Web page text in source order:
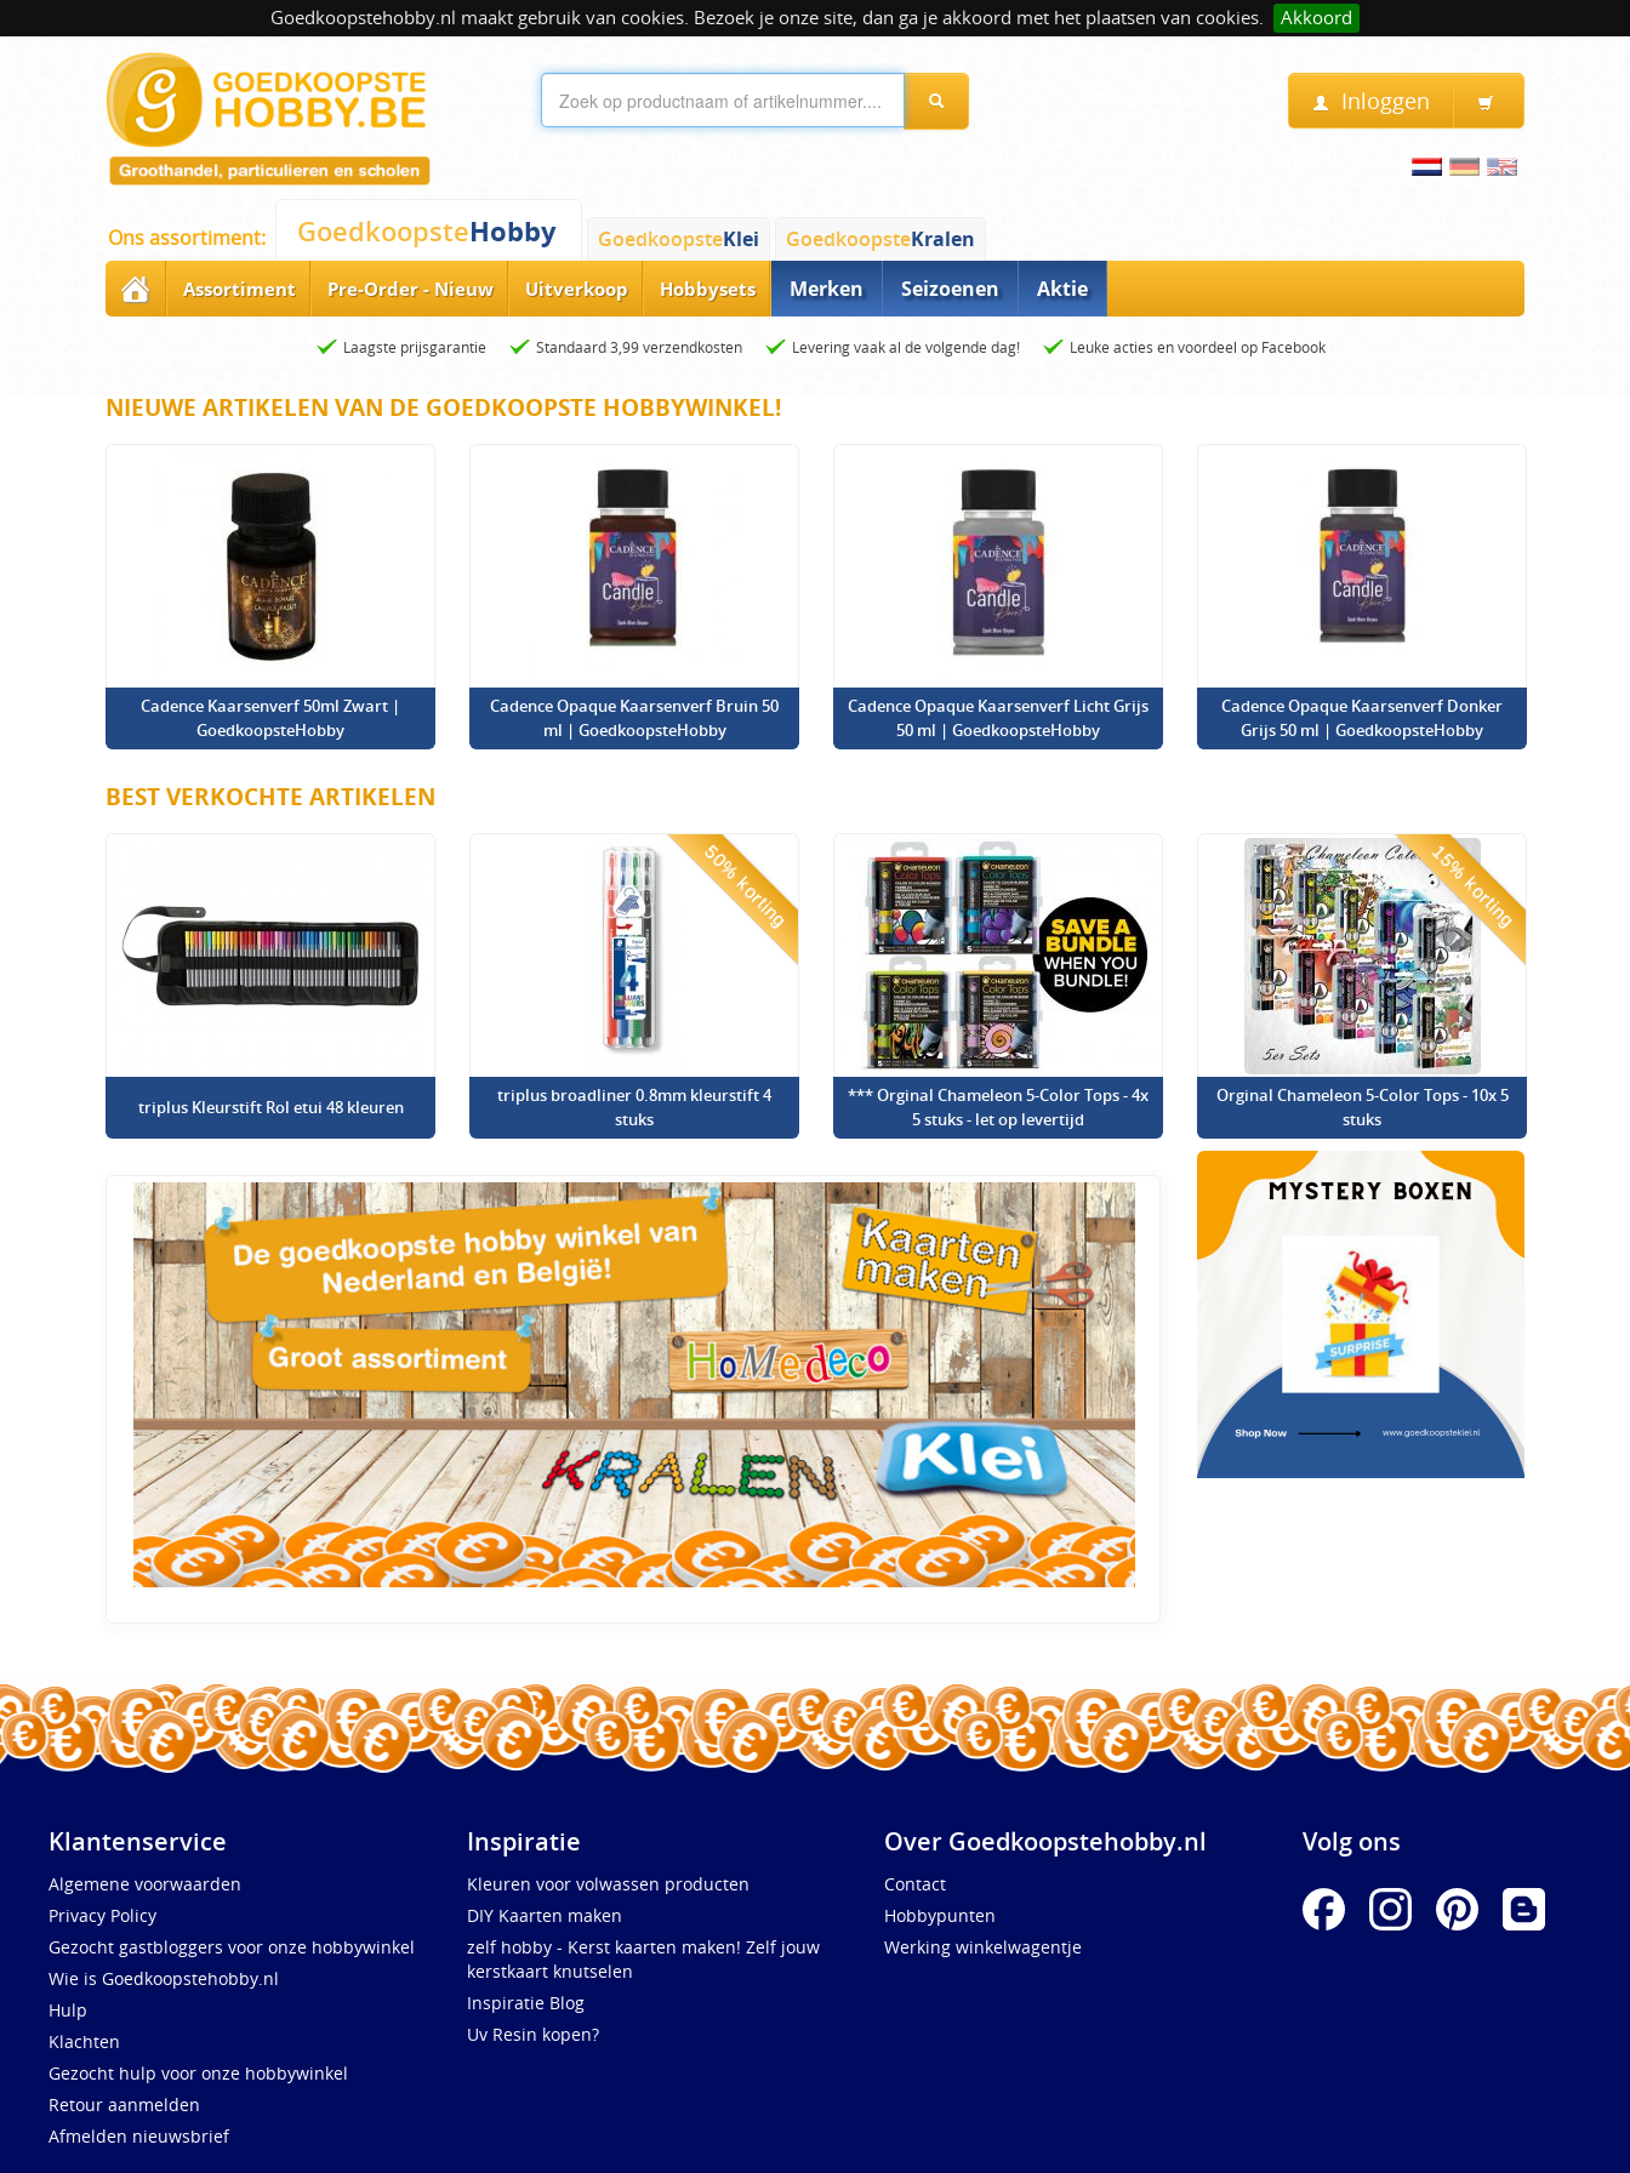
Goedkoopstehobby.nl maakt gebruik van cookies. Bezoek je onze site, dan ga je akkoord met het plaatsen van cookies. Akkoord
Inloggen
Ons assortiment: GoedkoopsteHobby GoedkoopsteKlei GoedkoopsteKralen
Assortiment Pre-Order - Nieuw Uitverkoop Hobbysets Merken Seizoenen Aktie
Laagste prijsgarantie Standaard 3,99 verzendkosten Levering vaak al de volgende dag! Leuke acties en voordeel op Facebook
NIEUWE ARTIKELEN VAN DE GOEDKOOPSTE HOBBYWINKEL!
Cadence Kaarsenverf 50ml Zwart |
GoedkoopsteHobby
Cadence Opaque Kaarsenverf Bruin 50
ml | GoedkoopsteHobby
Cadence Opaque Kaarsenverf Licht Grijs
50 ml | GoedkoopsteHobby
Cadence Opaque Kaarsenverf Donker
Grijs 50 ml | GoedkoopsteHobby
BEST VERKOCHTE ARTIKELEN
triplus Kleurstift Rol etui 48 kleuren
50% korting
triplus broadliner 0.8mm kleurstift 4
stuks
*** Orginal Chameleon 5-Color Tops - 4x
5 stuks - let op levertijd
15% korting
Orginal Chameleon 5-Color Tops - 10x 5
stuks
Klantenservice
Algemene voorwaarden
Privacy Policy
Gezocht gastbloggers voor onze hobbywinkel
Wie is Goedkoopstehobby.nl
Hulp
Klachten
Gezocht hulp voor onze hobbywinkel
Retour aanmelden
Afmelden nieuwsbrief
Inspiratie
Kleuren voor volwassen producten
DIY Kaarten maken
zelf hobby - Kerst kaarten maken! Zelf jouw
kerstkaart knutselen
Inspiratie Blog
Uv Resin kopen?
Over Goedkoopstehobby.nl
Contact
Hobbypunten
Werking winkelwagentje
Volg ons